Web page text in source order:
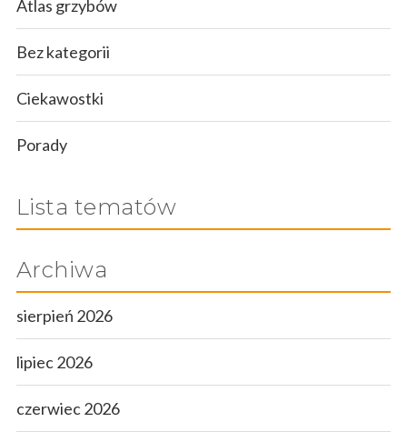
Atlas grzybów
Bez kategorii
Ciekawostki
Porady
Lista tematów
Archiwa
sierpień 2026
lipiec 2026
czerwiec 2026